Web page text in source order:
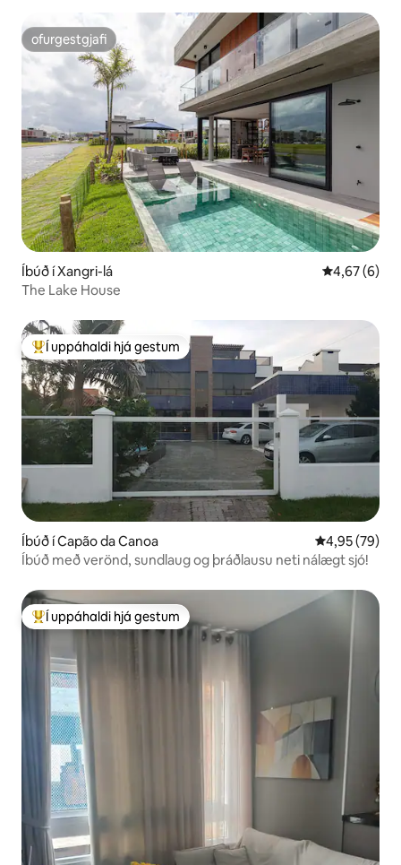
ofurgestgjafi
ofurgestgjafi
Íbúð í Xangri-lá 4,67 af 5 í
4,67 (6)
The Lake House
Í mestu uppáhaldi hjá gestum
Í uppáhaldi hjá gestum
Íbúð í Capão da Canoa 4,95 af 5 í
4,95 (79)
Íbúð með verönd, sundlaug og þráðlausu neti nálægt sjó!
Í mestu uppáhaldi hjá gestum
Í uppáhaldi hjá gestum